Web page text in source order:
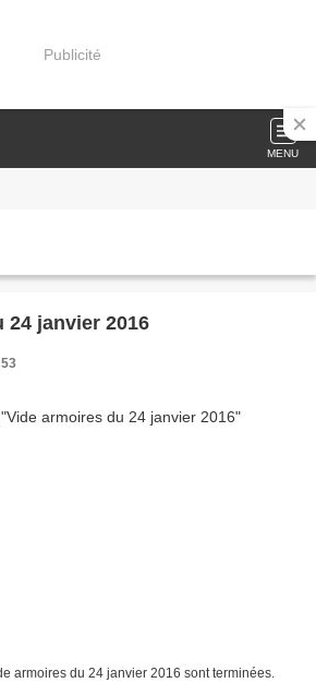
Publicité
MENU
24 janvier 2016
armoires du 24 janvier 2016 sont terminées.